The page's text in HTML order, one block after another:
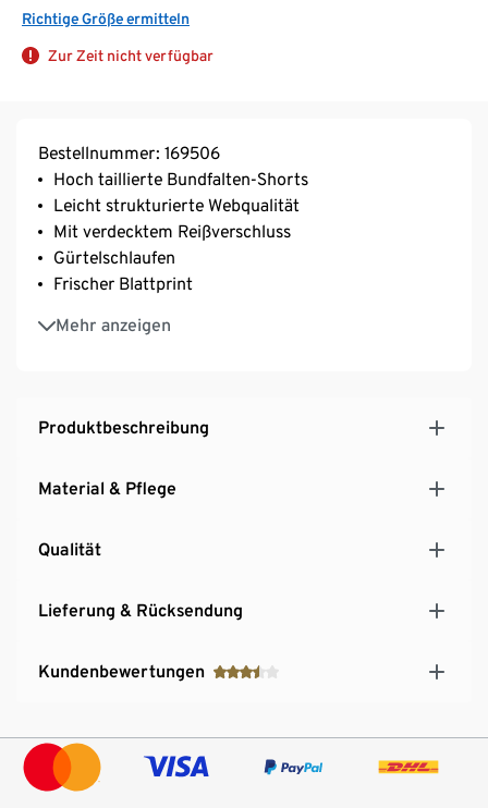
Richtige Größe ermitteln
Zur Zeit nicht verfügbar
Bestellnummer: 169506
Hoch taillierte Bundfalten-Shorts
Leicht strukturierte Webqualität
Mit verdecktem Reißverschluss
Gürtelschlaufen
Frischer Blattprint
Mehr anzeigen
Hochwertige, reine Baumwolle
Helly ist 179 cm groß und trägt Größe 36
Produktbeschreibung
Material & Pflege
Qualität
Lieferung & Rücksendung
Kundenbewertungen